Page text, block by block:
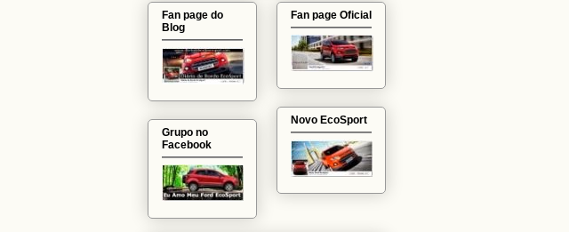
Fan page do
Blog
Grupo no
Facebook
Fan page Oficial
Novo EcoSport